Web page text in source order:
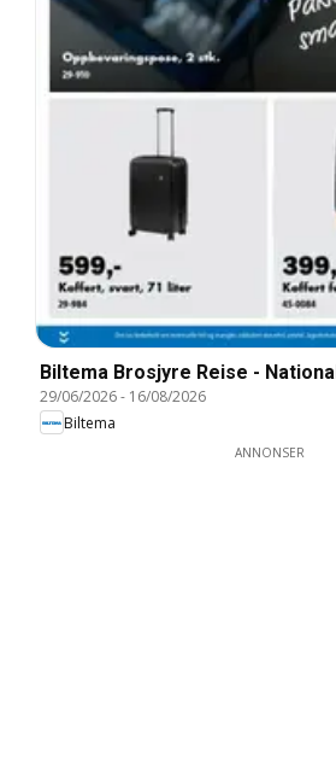
Biltema Brosjyre Reise - National
29/06/2026- 16/08/2026
Biltema
ANNONSER